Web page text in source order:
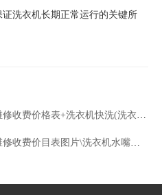
洗衣机长期正常运行的关键所
格表+洗衣机快洗(洗衣机快洗洗的干净吗)
费价目表图片\洗衣机水嘴接头安装